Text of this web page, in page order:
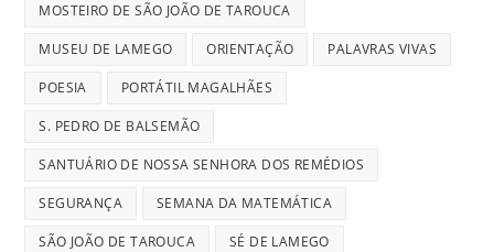
MOSTEIRO DE SÃO JOÃO DE TAROUCA
MUSEU DE LAMEGO ORIENTAÇÃO PALAVRAS VIVAS
POESIA PORTÁTIL MAGALHÃES
S. PEDRO DE BALSEMÃO
SANTUÁRIO DE NOSSA SENHORA DOS REMÉDIOS
SEGURANÇA SEMANA DA MATEMÁTICA
SÃO JOÃO DE TAROUCA SÉ DE LAMEGO